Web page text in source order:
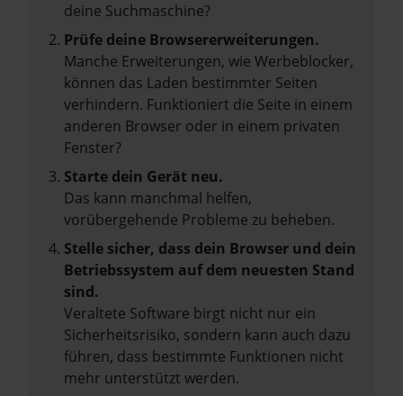
deine Suchmaschine?
Prüfe deine Browsererweiterungen.
Manche Erweiterungen, wie Werbeblocker,
können das Laden bestimmter Seiten
verhindern. Funktioniert die Seite in einem
anderen Browser oder in einem privaten
Fenster?
Starte dein Gerät neu.
Das kann manchmal helfen,
vorübergehende Probleme zu beheben.
Stelle sicher, dass dein Browser und dein
Betriebssystem auf dem neuesten Stand
sind.
Veraltete Software birgt nicht nur ein
Sicherheitsrisiko, sondern kann auch dazu
führen, dass bestimmte Funktionen nicht
mehr unterstützt werden.